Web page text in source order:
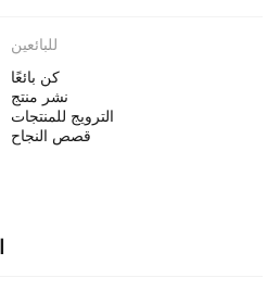
للبائعين
كن بائعًا
نشر منتج
الترويج للمنتجات
قصص النجاح